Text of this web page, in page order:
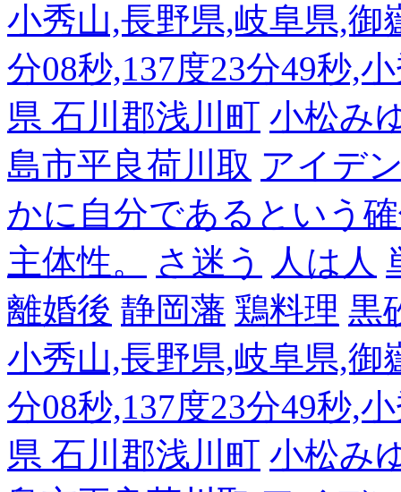
小秀山,長野県,岐阜県,御
分08秒,137度23分49秒,
県 石川郡浅川町 小松み
島市平良荷川取 アイデ
かに自分であるという
主体性。
さ迷う 人は人
離婚後 静岡藩 鶏料理 黒
小秀山,長野県,岐阜県,御
分08秒,137度23分49秒,
県 石川郡浅川町 小松み